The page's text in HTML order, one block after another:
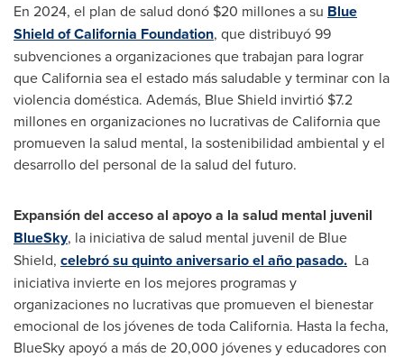
En 2024, el plan de salud donó $20 millones a su Blue
Shield of California Foundation, que distribuyó 99
subvenciones a organizaciones que trabajan para lograr
queCaliforniasea el estado más saludable y terminar con la
violencia doméstica. Además, Blue Shield invirtió $7.2
millones en organizaciones no lucrativas deCaliforniaque
promueven la salud mental, la sostenibilidad ambiental y el
desarrollo del personal de la salud del futuro.
Expansión del acceso al apoyo a la salud mental juvenil
BlueSky, la iniciativa de salud mental juvenil de Blue
Shield, celebró su quinto aniversario el año pasado. La
iniciativa invierte en los mejores programas y
organizaciones no lucrativas que promueven el bienestar
emocional de los jóvenes de toda California. Hasta la fecha,
BlueSky apoyó a más de 20,000 jóvenes y educadores con